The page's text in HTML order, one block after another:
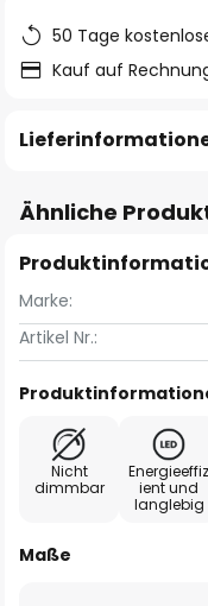
50 Tage
Kauf auf
Ähnliche
Marke:
Artikel Nr.:
Nicht
dimmbar
Energieeffiz
ient und
langlebig
Maße